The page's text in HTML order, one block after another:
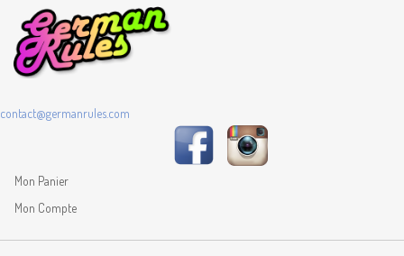
contact@germanrules.com
Mon Panier
Mon Compte